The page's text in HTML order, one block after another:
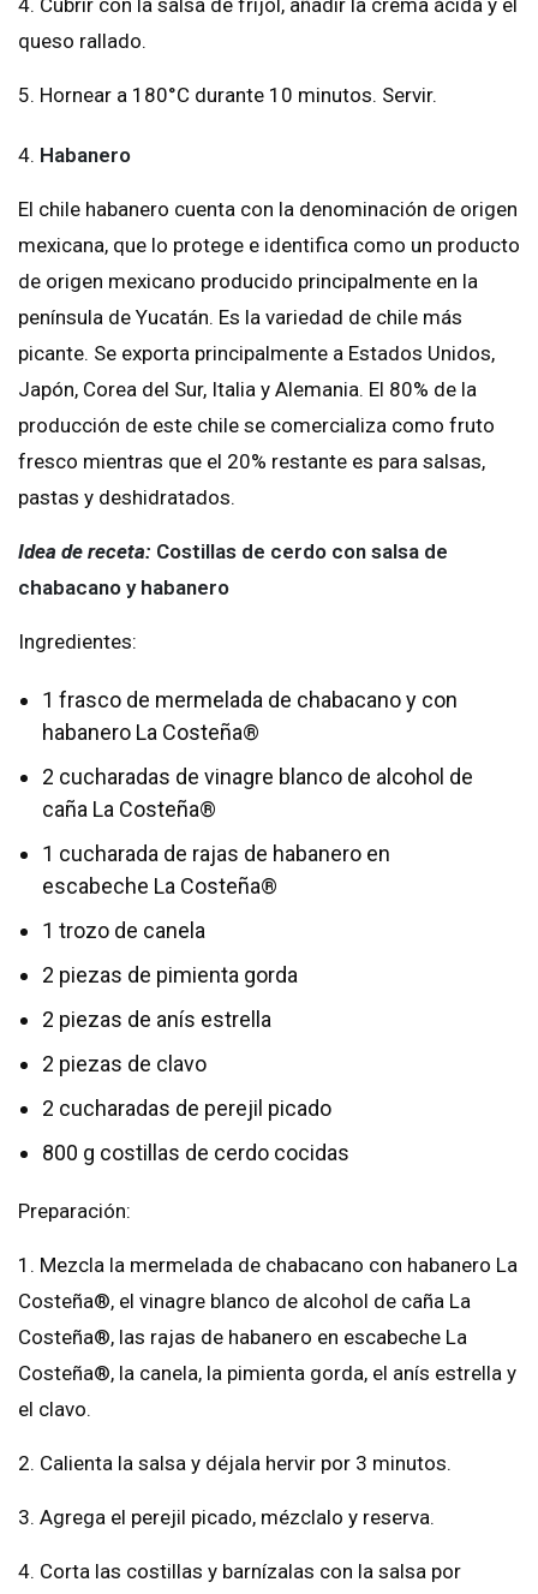
4. Cubrir con la salsa de frijol, añadir la crema ácida y el
queso rallado.
5. Hornear a 180°C durante 10 minutos. Servir.
4. Habanero
El chile habanero cuenta con la denominación de origen
mexicana, que lo protege e identifica como un producto
de origen mexicano producido principalmente en la
península de Yucatán. Es la variedad de chile más
picante. Se exporta principalmente a Estados Unidos,
Japón, Corea del Sur, Italia y Alemania. El 80% de la
producción de este chile se comercializa como fruto
fresco mientras que el 20% restante es para salsas,
pastas y deshidratados.
Idea de receta: Costillas de cerdo con salsa de
chabacano y habanero
Ingredientes:
1 frasco de mermelada de chabacano y con
habanero La Costeña®
2 cucharadas de vinagre blanco de alcohol de
caña La Costeña®
1 cucharada de rajas de habanero en
escabeche La Costeña®
1 trozo de canela
2 piezas de pimienta gorda
2 piezas de anís estrella
2 piezas de clavo
2 cucharadas de perejil picado
800 g costillas de cerdo cocidas
Preparación:
1. Mezcla la mermelada de chabacano con habanero La
Costeña®, el vinagre blanco de alcohol de caña La
Costeña®, las rajas de habanero en escabeche La
Costeña®, la canela, la pimienta gorda, el anís estrella y
el clavo.
2. Calienta la salsa y déjala hervir por 3 minutos.
3. Agrega el perejil picado, mézclalo y reserva.
4. Corta las costillas y barnízalas con la salsa por